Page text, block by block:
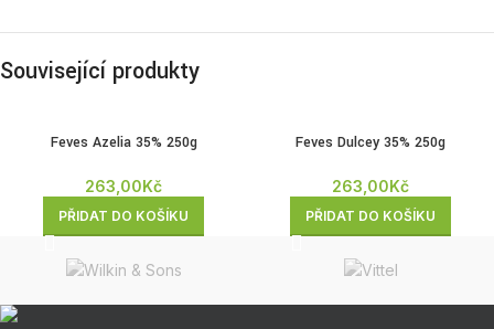
Související produkty
Feves Azelia 35% 250g
263,00Kč
PŘIDAT DO KOŠÍKU
Feves Dulcey 35% 250g
263,00Kč
PŘIDAT DO KOŠÍKU